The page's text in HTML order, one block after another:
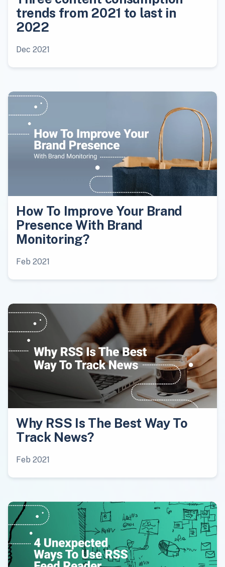
trends from 2021 to last in
2022
Dec 2021
How To Improve Your Brand
Presence With Brand
Monitoring?
Feb 2021
Why RSS Is The Best Way To
Track News?
Feb 2021